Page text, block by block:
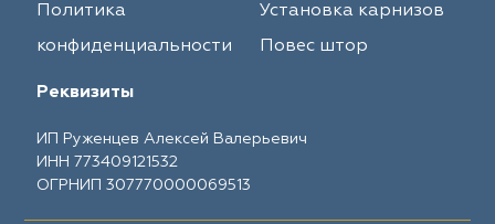
Политика
конфиденциальности
Установка карнизов
Повес штор
Реквизиты
ИП Руженцев Алексей Валерьевич
ИНН 773409121532
ОГРНИП 307770000069513